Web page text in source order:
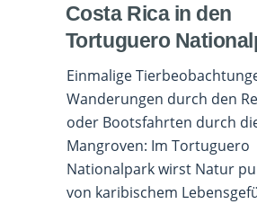
Costa Rica in den
Tortuguero
Einmalige
Wanderungen durch den
oder Bootsfahrten durch
Mangroven: Im Tortuguero
Nationalpark wirst Natur
von karibischem